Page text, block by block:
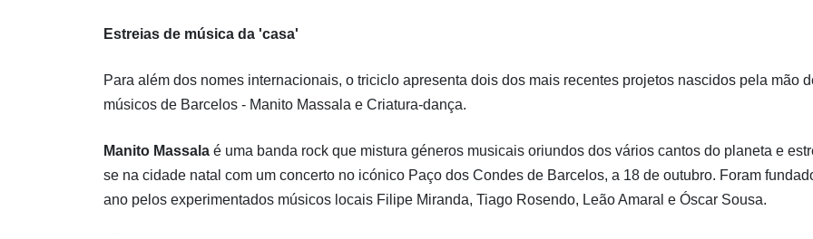
Estreias de música da 'casa'
Para além dos nomes internacionais, o triciclo apresenta dois dos mais recentes projetos nascidos pela mão
músicos de Barcelos - Manito Massala e Criatura-dança.
Manito Massala é uma banda rock que mistura géneros musicais oriundos dos vários cantos do planeta e
se na cidade natal com um concerto no icónico Paço dos Condes de Barcelos, a 18 de outubro. Foram
ano pelos experimentados músicos locais Filipe Miranda, Tiago Rosendo, Leão Amaral e Óscar Sousa.